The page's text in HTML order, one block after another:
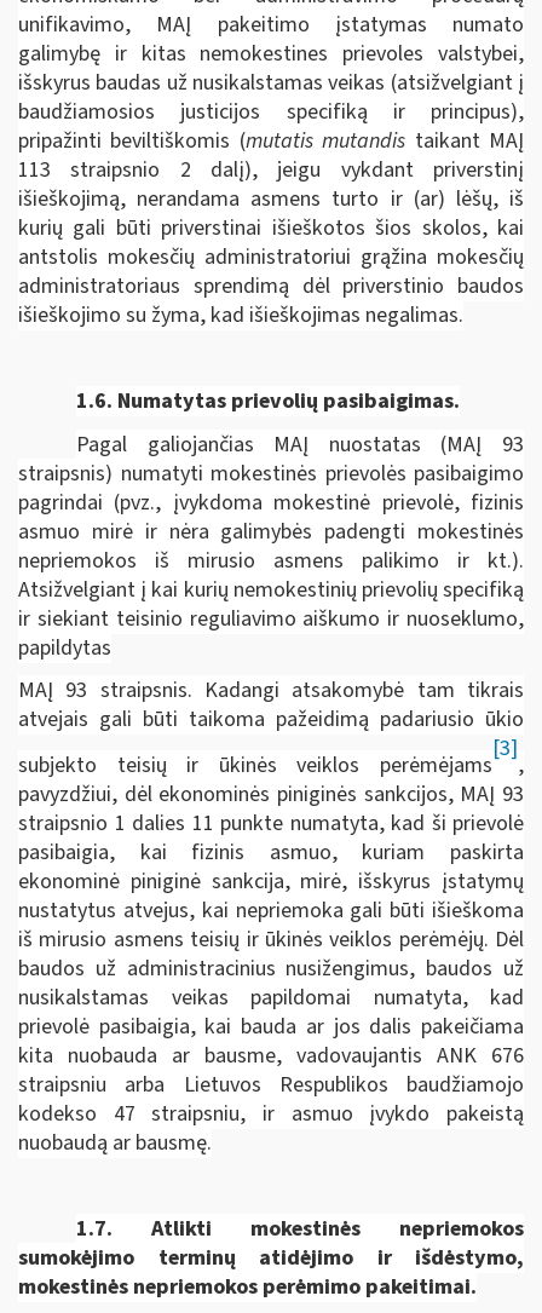
unifikavimo, MAĮ pakeitimo įstatymas numato
galimybę ir kitas nemokestines prievoles valstybei,
išskyrus baudas už nusikalstamas veikas (atsižvelgiant į
baudžiamosios justicijos specifiką ir principus),
pripažinti beviltiškomis (mutatis mutandis taikant MAĮ
113 straipsnio 2 dalį), jeigu vykdant priverstinį
išieškojimą, nerandama asmens turto ir (ar) lėšų, iš
kurių gali būti priverstinai išieškotos šios skolos, kai
antstolis mokesčių administratoriui grąžina mokesčių
administratoriaus sprendimą dėl priverstinio baudos
išieškojimo su žyma, kad išieškojimas negalimas.
1.6. Numatytas prievolių pasibaigimas.
Pagal galiojančias MAĮ nuostatas (MAĮ 93
straipsnis) numatyti mokestinės prievolės pasibaigimo
pagrindai (pvz., įvykdoma mokestinė prievolė, fizinis
asmuo mirė ir nėra galimybės padengti mokestinės
nepriemokos iš mirusio asmens palikimo ir kt.).
Atsižvelgiant į kai kurių nemokestinių prievolių specifiką
ir siekiant teisinio reguliavimo aiškumo ir nuoseklumo,
papildytas
MAĮ 93 straipsnis. Kadangi atsakomybė tam tikrais
atvejais gali būti taikoma pažeidimą padariusio ūkio
subjekto teisių ir ūkinės veiklos perėmėjams
[3]
,
pavyzdžiui, dėl ekonominės piniginės sankcijos, MAĮ 93
straipsnio 1 dalies 11 punkte numatyta, kad ši prievolė
pasibaigia, kai fizinis asmuo, kuriam paskirta
ekonominė piniginė sankcija, mirė, išskyrus įstatymų
nustatytus atvejus, kai nepriemoka gali būti išieškoma
iš mirusio asmens teisių ir ūkinės veiklos perėmėjų. Dėl
baudos už administracinius nusižengimus, baudos už
nusikalstamas veikas papildomai numatyta, kad
prievolė pasibaigia, kai bauda ar jos dalis pakeičiama
kita nuobauda ar bausme, vadovaujantis ANK 676
straipsniu arba Lietuvos Respublikos baudžiamojo
kodekso 47 straipsniu, ir asmuo įvykdo pakeistą
nuobaudą ar bausmę.
1.7.
Atlikti mokestinės nepriemokos
sumokėjimo terminų atidėjimo ir išdėstymo,
mokestinės nepriemokos perėmimo pakeitimai.